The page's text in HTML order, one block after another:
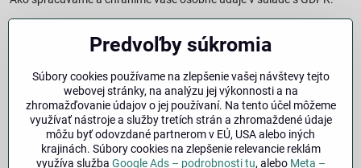
🧾Reklamačný formulár
Jednoduché podanie reklamácie
Vzorový formulár pre odstúpenie od zmluvy a vrátenie tovaru.
Právna doložka – Autorské práva
Informácie o ochrane obsahu, značiek a fotografií vrátane
podmienok.
Predvoľby súkromia
Súbory cookies používame na zlepšenie vašej návštevy tejto
webovej stránky, na analýzu jej výkonnosti a na
zhromažďovanie údajov o jej používaní. Na tento účel môžeme
využívať nástroje a služby tretích strán a zhromaždené údaje
môžu byť odovzdané partnerom v EÚ, USA alebo iných
krajinách. Súbory cookies na zlepšenie relevancie reklám
využíva služba Google Ads – podrobnosti tu, alebo Meta –